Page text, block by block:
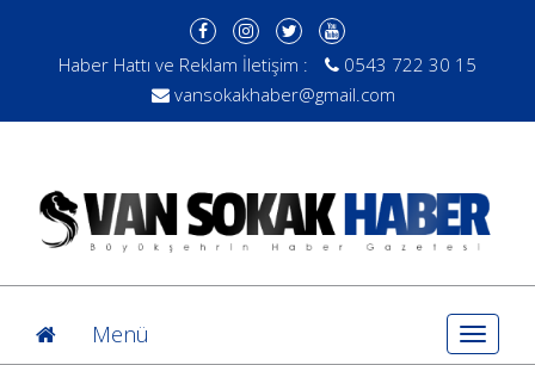
Haber Hattı ve Reklam İletişim :
0543 722 30 15
vansokakhaber@gmail.com
Toggle
Menü